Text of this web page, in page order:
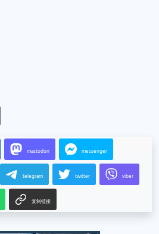
mastodon messenger
telegram twitter viber
复制链接